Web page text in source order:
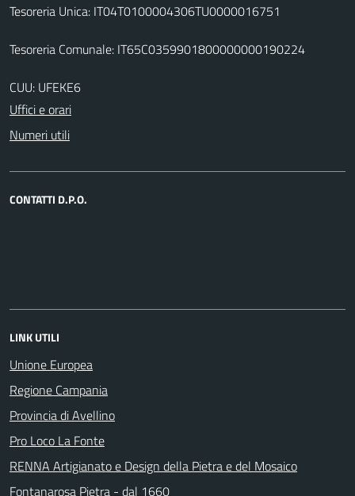
Tesoreria Unica: IT04T0100004306TU0000016751
Tesoreria Comunale: IT65C0359901800000000190224
CUU: UFEKE6
Uffici e orari
Numeri utili
CONTATTI D.P.O.
LINK UTILI
Unione Europea
Regione Campania
Provincia di Avellino
Pro Loco La Fonte
RENNA Artigianato e Design della Pietra e del Mosaico
Fontanarosa Pietra - dal 1660